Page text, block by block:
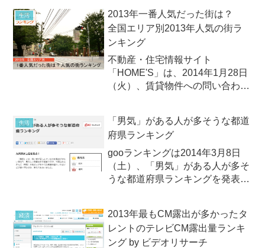
生活
2013年一番人気だった街は？
全国エリア別2013年人気の街ラ
ンキング
不動産・住宅情報サイト
「HOME'S」は、2014年1月28日
（火）、賃貸物件への問い合わせ
表。関東エリアは、池袋が3年連
続でトップ！
生活
「男気」がある人が多そうな都道
府県ランキング
gooランキングは2014年3月8日
（土）、「男気」がある人が多そ
うな都道府県ランキングを発表。
経済
2013年最もCM露出が多かったタ
レントのテレビCM露出量ランキ
ング by ビデオリサーチ